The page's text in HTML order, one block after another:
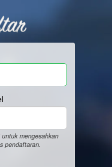
mengesahkan
pendaftaran.